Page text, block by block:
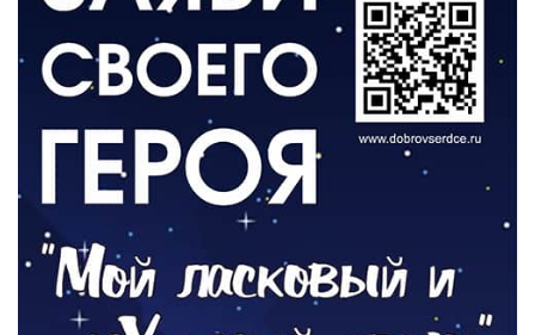
День памяти и «Симфония народов»
06.08.2026
Новый настил на экотропе
05.08.2026